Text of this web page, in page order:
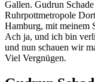
Gallen. Gudrun
Ruhrpottmetropole
Hamburg, mit meinem
Ach ja, und ich bin
und nun schauen wir
Viel Vergnügen.